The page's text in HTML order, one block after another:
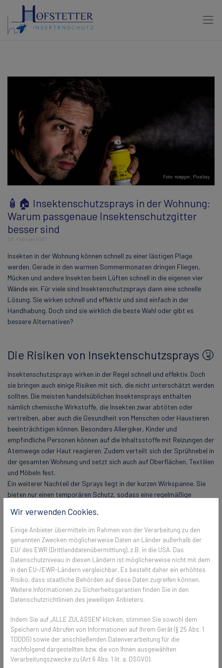
Foto: roegger, Pixabay
🧴🏠 Insektenschutzsprays in der Wohnung:
Warum passgenaue Insektenschutzgitter
besser sind
05. Februar 2025
Insekten in der Wohnung können schnell zu einer lästigen Plage
werden. Gerade in den warmen Sommermonaten dringen Fliegen,
Mücken und andere Insekten beim Lüften schnell in die eigenen vier
Wände ein. Für viele sind Insektenschutzsprays dann eine schnelle
Lösung. Sie wirken schnell und effektiv und sind einfach in der
Handhabung. Doch sind sie wirklich die beste Wahl oder gibt es
bessere Alternativen?
Die Risiken von Insektenschutzsprays 🤧
Insektenschutzsprays wirken in der Regel schnell und effektiv. Doch
sie bringen auch einige Risiken mit sich, die nicht unterschätzt werden
sollten. Die meisten handelsüblichen Insektensprays enthalten
nämlich chemische Wirkstoffe, die Insekten zwar abtöten oder
vertreiben, aber auch die Gesundheit von Menschen oder Haustieren
beeinträchtigen können. Besonders Allergiker, Kinder und
empfindliche Personen können auf die Inhaltsstoffe mit Reizungen der
Atemwege oder Haut reagieren. Zudem verteilt sich der Sprühnebel in
der gesamten Wohnung und setzt sich auch auf Oberflächen, Textilien
und Möbeln fest.
Ein weiterer Nachteil der Sprays liegt in der kurzen Wirkspanne. Sie
bieten nur einen temporären Schutz, sodass eine regelmäßige
höheren Kosten und einer erhöhten Belastung der Umgebungsluft.
Die Vorteile von Insektenschutzgittern
✔️
Insektenschutzgitter bieten im Gegensatz zu Insektenschutzsprays
eine langfristige und nachhaltige Lösung. Einmal installiert, halten sie
jahrelang und schützen das ganze Jahr über vor Insekten und anderen
Krabbeltieren. Sie verhindern das Eindringen von Insekten ganz ohne
Chemikalien und Giftstoffe, was sie auch besonders für Haushalte
mit Kindern und beziehungsweise oder Haustieren empfehlenswert
macht.
Wir verwenden Cookies.
Einige Anbieter übermitteln im Rahmen von der Verarbeitung zu den
genannten Zwecken möglicherweise Daten an Länder außerhalb der
EU/ des EWR (Drittlanddatenübermittlung), z.B. in die USA. Das
Datenschutzniveau in diesen Ländern ist möglicherweise nicht mit dem
in den EU-/EWR-Ländern vergleichbar. Es besteht daher ein erhöhtes
Risiko, dass staatliche Behörden auf diese Daten zugreifen können.
Weitere Informationen zu Sicherheitsgarantien finden Sie in den
Datenschutzrichtlinien des jeweiligen Anbieters.
Indem Sie auf „ALLE ZULASSEN" klicken, stimmen Sie sowohl dem
Speichern und Abrufen von Informationen auf Ihrem Gerät (§ 25 Abs. 1
TDDDG) sowie der anschließenden Datenverarbeitung für die
nachfolgend dargestellten bzw. die von Ihnen ausgewählten
Verarbeitungszwecke zu (Art 6 Abs. 1 lit. a. DSGVO).